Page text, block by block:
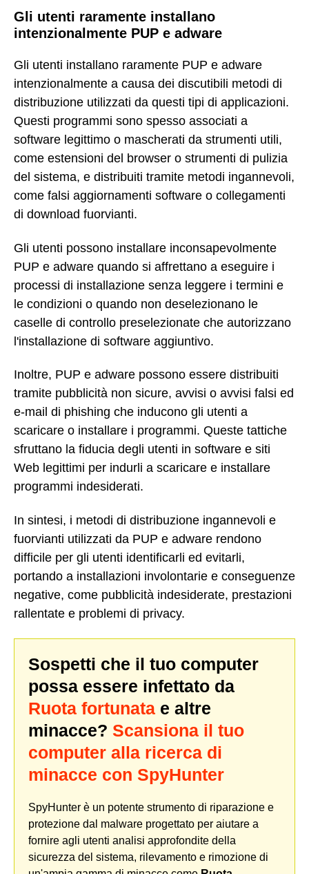
Gli utenti raramente installano
intenzionalmente PUP e adware
Gli utenti installano raramente PUP e adware
intenzionalmente a causa dei discutibili metodi di
distribuzione utilizzati da questi tipi di applicazioni.
Questi programmi sono spesso associati a
software legittimo o mascherati da strumenti utili,
come estensioni del browser o strumenti di pulizia
del sistema, e distribuiti tramite metodi ingannevoli,
come falsi aggiornamenti software o collegamenti
di download fuorvianti.
Gli utenti possono installare inconsapevolmente
PUP e adware quando si affrettano a eseguire i
processi di installazione senza leggere i termini e
le condizioni o quando non deselezionano le
caselle di controllo preselezionate che autorizzano
l'installazione di software aggiuntivo.
Inoltre, PUP e adware possono essere distribuiti
tramite pubblicità non sicure, avvisi o avvisi falsi ed
e-mail di phishing che inducono gli utenti a
scaricare o installare i programmi. Queste tattiche
sfruttano la fiducia degli utenti in software e siti
Web legittimi per indurli a scaricare e installare
programmi indesiderati.
In sintesi, i metodi di distribuzione ingannevoli e
fuorvianti utilizzati da PUP e adware rendono
difficile per gli utenti identificarli ed evitarli,
portando a installazioni involontarie e conseguenze
negative, come pubblicità indesiderate, prestazioni
rallentate e problemi di privacy.
Sospetti che il tuo computer
possa essere infettato da
Ruota fortunata e altre
minacce? Scansiona il tuo
computer alla ricerca di
minacce con SpyHunter
SpyHunter è un potente strumento di riparazione e
protezione dal malware progettato per aiutare a
fornire agli utenti analisi approfondite della
sicurezza del sistema, rilevamento e rimozione di